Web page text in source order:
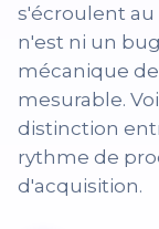
s'écroulent au
n'est ni un
mécanique
mesurable.
distinction
rythme de
d'acquisition.